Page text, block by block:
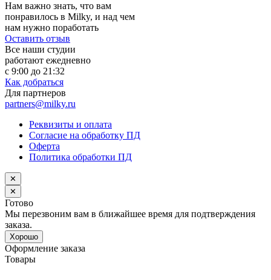
Нам важно знать, что вам
понравилось в Milky, и над чем
нам нужно поработать
Оставить отзыв
Все наши студии
работают ежедневно
с 9:00 до 21:32
Как добраться
Для партнеров
partners@milky.ru
Реквизиты и оплата
Согласие на обработку ПД
Оферта
Политика обработки ПД
✕
✕
Готово
Мы перезвоним вам в ближайшее время для подтверждения
заказа.
Хорошо
Оформление заказа
Товары